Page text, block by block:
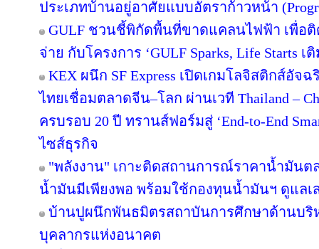
ประเภทบ้านอยู่อาศัยแบบอัตราก้าวหน้า
GULF ชวนชี้พิกัดพื้นที่ขาดแคลนไฟฟ้า เพื่อ
จ่าย กับโครงการ ‘GULF Sparks, Life Starts
KEX ผนึก SF Express เปิดเกมโลจิสติกส์อัจ
ไทยเชื่อมตลาดจีน–โลก ผ่านเวที Thailand –
ครบรอบ 20 ปี ทรานส์ฟอร์มสู่ ‘End-to-End
ไซส์ธุรกิจ
"พลังงาน" เกาะติดสถานการณ์ราคาน้ำมันต
น้ำมันมีเพียงพอ พร้อมใช้กองทุนน้ำมันฯ ดูแล
บ้านปูผนึกพันธมิตรสถาบันการศึกษาด้านบริ
บุคลากรแห่งอนาคต